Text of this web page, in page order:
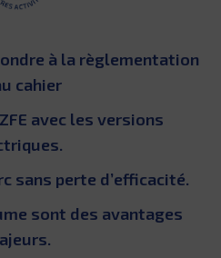
à la règlementation
cahier
avec les versions
sans perte d’efficacité.
sont des avantages